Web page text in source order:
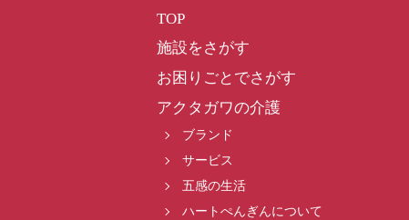
TOP
施設をさがす
お困りごとでさがす
アクタガワの介護
ブランド
サービス
五感の生活
ハートぺんぎんについて